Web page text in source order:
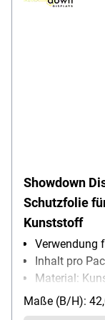
Showdown
Schutzfolie
Kunststoff
Verwendung
Inhalt pro
Material:
Farbe:
wieder
Maße (B/H):